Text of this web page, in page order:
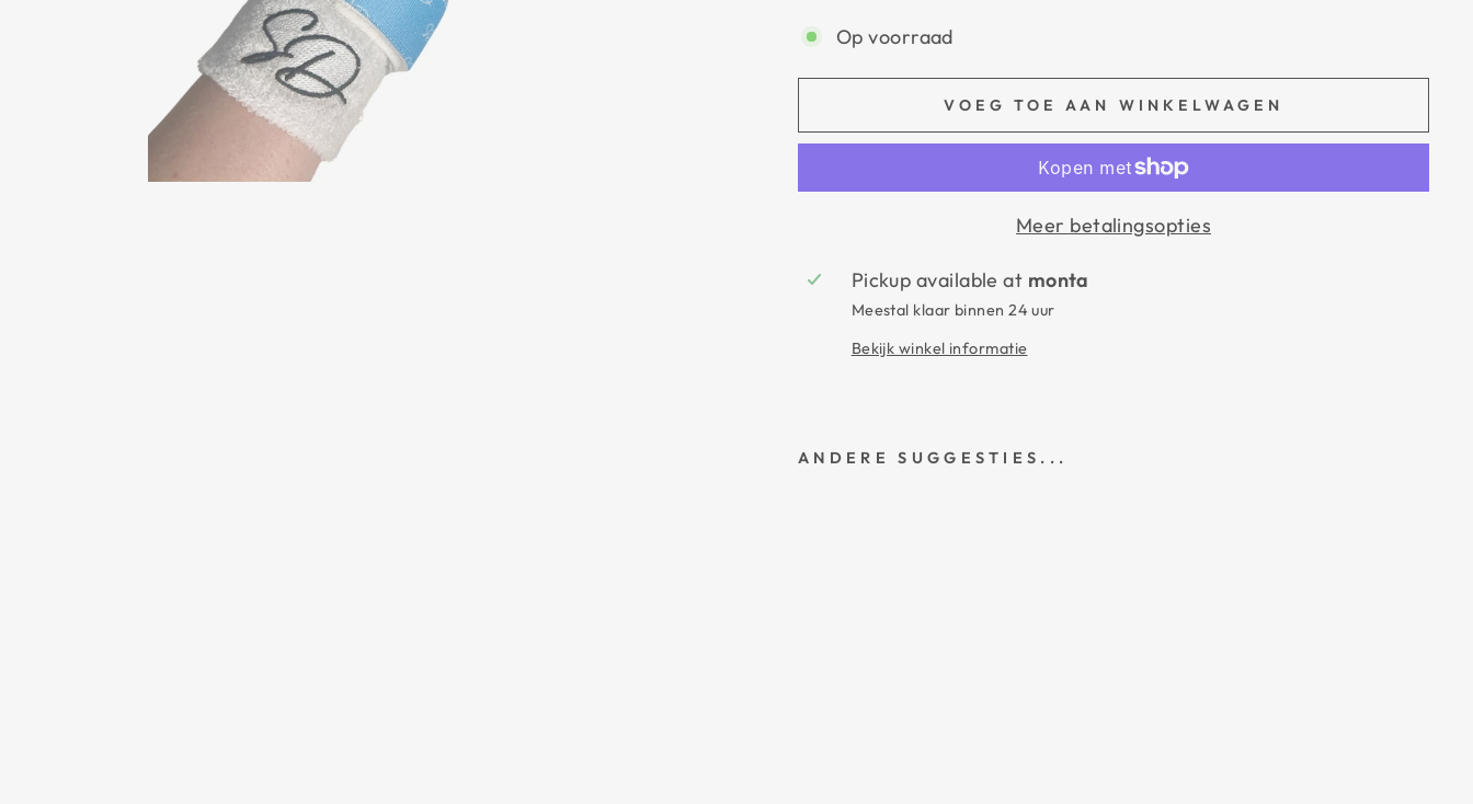
Op voorraad
VOEG TOE AAN WINKELWAGEN
Meer betalingsopties
Pickup available at monta
Meestal klaar binnen 24 uur
Bekijk winkel informatie
ANDERE SUGGESTIES...